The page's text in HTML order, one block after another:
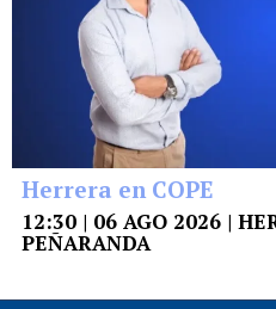
Herrera en COPE
12:30 | 06 AGO 2026 |
PEÑARANDA